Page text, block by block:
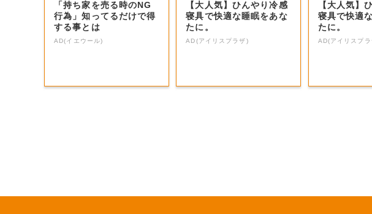
「持ち家を売る時のNG
行為」知ってるだけで得
する事とは
AD(イエウール)
【大人気】ひんやり冷感
寝具で快適な睡眠をあな
たに。
AD(アイリスプラザ)
【大人気】
寝具で快適
たに。
AD(アイリスプラ